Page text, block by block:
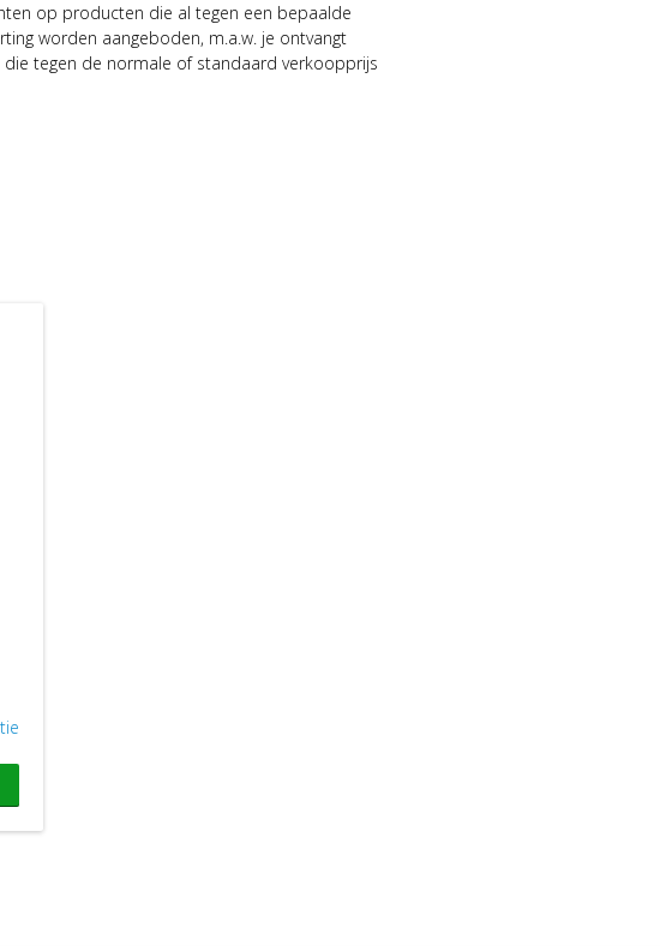
op producten die al tegen een bepaalde
worden aangeboden, m.a.w. je ontvangt
tegen de normale of standaard verkoopprijs